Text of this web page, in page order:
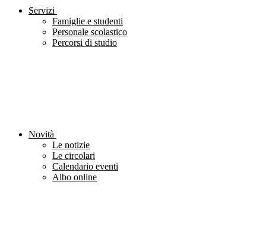
Servizi
Famiglie e studenti
Personale scolastico
Percorsi di studio
Novità
Le notizie
Le circolari
Calendario eventi
Albo online